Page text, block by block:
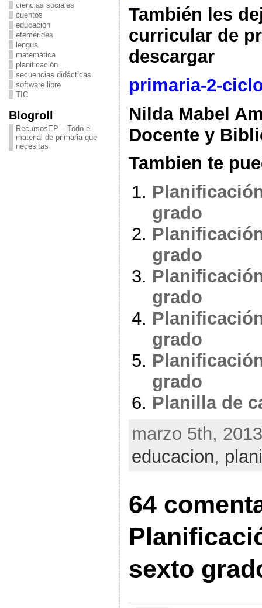
ciencias sociales
cuentos
educacion
efemérides
lengua
matemática
planificación
secuencias didácticas
software libre
TIC
Blogroll
RecursosEP – Todo el
material de primaria que
necesitas
También les
curricular de
descargar
primaria-2-
Nilda Mabel
Docente y
Tambien te
grado
grado
grado
grado
grado
Planilla de
marzo 5th,
educacion,
64
sexto